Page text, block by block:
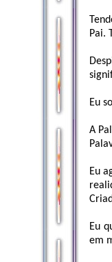
Pai.
Eu
A
Eu
Eu
em